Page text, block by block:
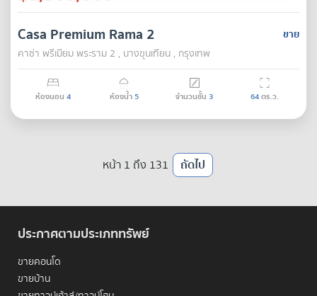
ขาย
Casa Premium Rama 2
คาซ่า พรีเมียม พระราม 2 , บางขุนเทียน , กรุงเทพ
ห้องนอน 4 ห้องน้ำ5 จำนวนชั้น 3 64ตร.ว.
หน้า 1 ถึง 131 ถัดไป
ประกาศตามประเภททรัพย์
ขายคอนโด
ขายบ้าน